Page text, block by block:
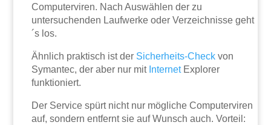
Computerviren. Nach Auswählen der zu
untersuchenden Laufwerke oder Verzeichnisse geht
´s los.
Ähnlich praktisch ist der Sicherheits-Check von
Symantec, der aber nur mit InternetExplorer
funktioniert.
Der Service spürt nicht nur mögliche Computerviren
auf, sondern entfernt sie auf Wunsch auch. Vorteil: